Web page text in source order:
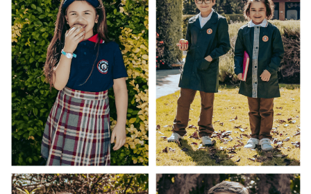
Uniforme Escolar Colegios
Uniforme Empresas
Uniforme Clínico
Esenciales
Ayuda Al Cliente
Contacto
¿Cómo Comprar?